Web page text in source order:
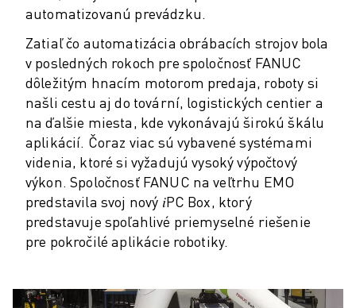
ŠKOLENIA A VZDELÁVANIE
RIEŠENIA PRE PRIEMYSELNÉ ODVETVIA
RIEŠENIA PRE VZDELÁVANIE
WORLDSKILLS & YOUNG TALENTS - SVETOVÉ SKÚSENOSTI &
VZDELÁVACIE PODUJATIA
SPRÁVY A MÉDIÁ
SPRÁVY A MÉDIÁ
PODUJATIA
VZDELÁVACIE PODUJATIA
O SPOLOČNOSTI FANUC
O SPOLOČNOSTI FANUC
FANUC V EURÓPE
UDRŽATEĽNOSŤ
automatizovanú prevádzku.
Zatiaľ čo automatizácia obrábacích strojov bola
v posledných rokoch pre spoločnosť FANUC
dôležitým hnacím motorom predaja, roboty si
našli cestu aj do tovární, logistických centier a
na ďalšie miesta, kde vykonávajú širokú škálu
aplikácií. Čoraz viac sú vybavené systémami
videnia, ktoré si vyžadujú vysoký výpočtový
výkon. Spoločnosť FANUC na veľtrhu EMO
predstavila svoj nový 𝑖PC Box, ktorý
predstavuje spoľahlivé priemyselné riešenie
pre pokročilé aplikácie robotiky.